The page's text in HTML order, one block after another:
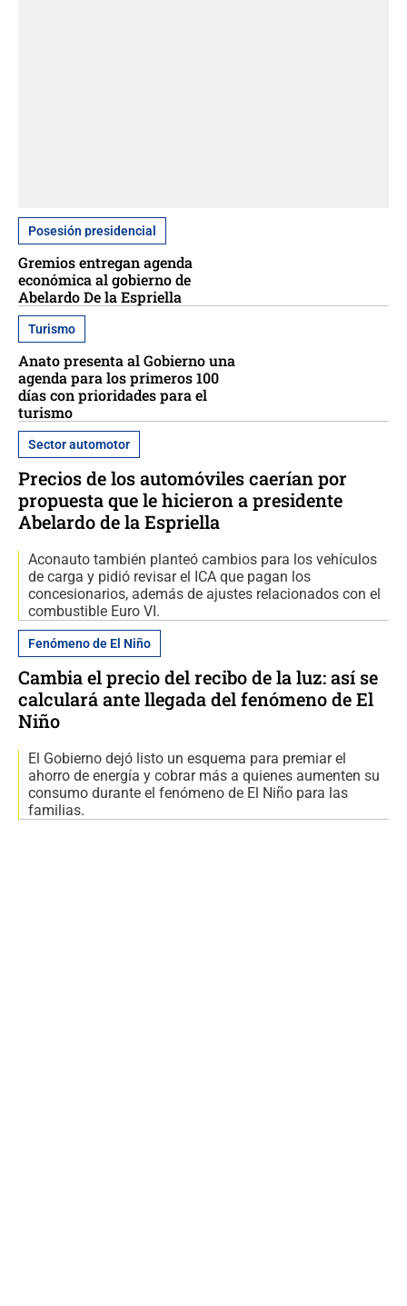
Posesión presidencial
Gremios entregan agenda
económica al gobierno de
Abelardo De la Espriella
Turismo
Anato presenta al Gobierno una
agenda para los primeros 100
días con prioridades para el
turismo
Sector automotor
Precios de los automóviles caerían por
propuesta que le hicieron a presidente
Abelardo de la Espriella
Aconauto también planteó cambios para los vehículos
de carga y pidió revisar el ICA que pagan los
concesionarios, además de ajustes relacionados con el
combustible Euro VI.
Fenómeno de El Niño
Cambia el precio del recibo de la luz: así se
calculará ante llegada del fenómeno de El
Niño
El Gobierno dejó listo un esquema para premiar el
ahorro de energía y cobrar más a quienes aumenten su
consumo durante el fenómeno de El Niño para las
familias.